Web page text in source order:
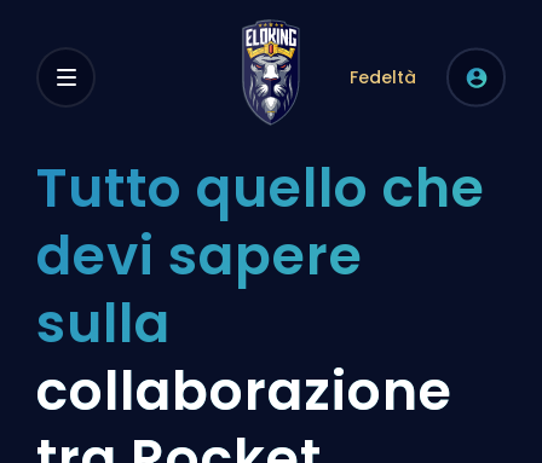
Fedeltà
Tutto quello che
devi sapere
sulla
collaborazione